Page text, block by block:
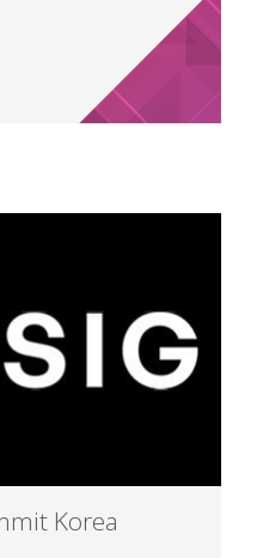
Korea